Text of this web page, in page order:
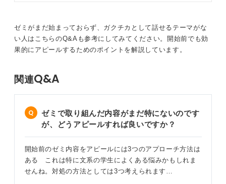
うえで、そこに自分がどういう考えや行動をもって関与
したか、成果を出すうえでどう貢献したか、自分自身の
成長や変化にどうつながったかということをしっかり説
聞き手や読み手があなた個人の人物像を肯定的に理解で
0
他者と差別化できるアピール方法を
ゼミがまだ始まっておらず、ガクチカとして話せるテーマがな
い人はこちらのQ&Aも参考にしてみてください。開始前でも効
果的にアピールするためのポイントを解説しています。
関連Q&A
ゼミで取り組んだ内容がまだ特にないのです
が、どうアピールすれば良いですか？
開始前のゼミ内容をアピールには3つのアプローチ方法は
ある これは特に文系の学生によくある悩みかもしれま
せんね。対処の方法としては3つ考えられます…